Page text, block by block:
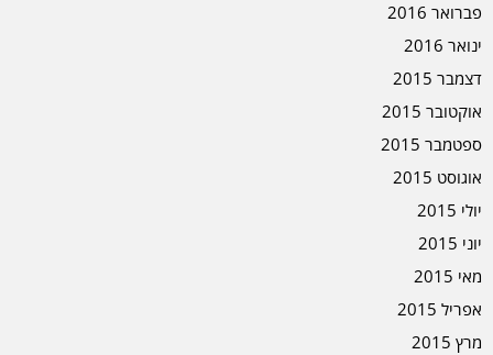
פברואר 2016
ינואר 2016
דצמבר 2015
אוקטובר 2015
ספטמבר 2015
אוגוסט 2015
יולי 2015
יוני 2015
מאי 2015
אפריל 2015
מרץ 2015